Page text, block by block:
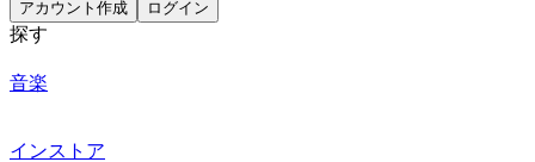
アカウント作成 ログイン
探す
音楽
インストア